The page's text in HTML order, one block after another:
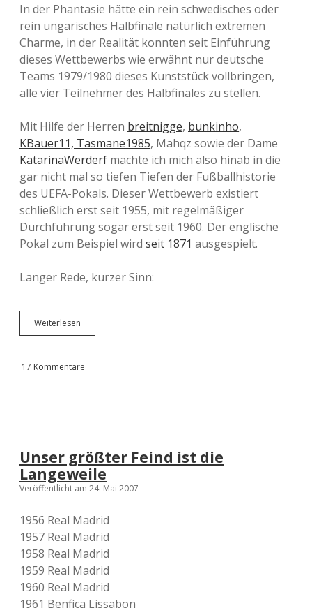
In der Phantasie hätte ein rein schwedisches oder
rein ungarisches Halbfinale natürlich extremen
Charme, in der Realität konnten seit Einführung
dieses Wettbewerbs wie erwähnt nur deutsche
Teams 1979/1980 dieses Kunststück vollbringen,
alle vier Teilnehmer des Halbfinales zu stellen.
Mit Hilfe der Herren breitnigge, bunkinho,
KBauer11, Tasmane1985, Mahqz sowie der Dame
KatarinaWerderf machte ich mich also hinab in die
gar nicht mal so tiefen Tiefen der Fußballhistorie
des UEFA-Pokals. Dieser Wettbewerb existiert
schließlich erst seit 1955, mit regelmäßiger
Durchführung sogar erst seit 1960. Der englische
Pokal zum Beispiel wird seit 1871 ausgespielt.
Langer Rede, kurzer Sinn:
Weiterlesen
l
H
a
l
s
U
E
F
A
-
P
o
k
17 Kommentare
Unser größter Feind ist die
Langeweile
Veröffentlicht am 24. Mai 2007
1956 Real Madrid
1957 Real Madrid
1958 Real Madrid
1959 Real Madrid
1960 Real Madrid
1961 Benfica Lissabon